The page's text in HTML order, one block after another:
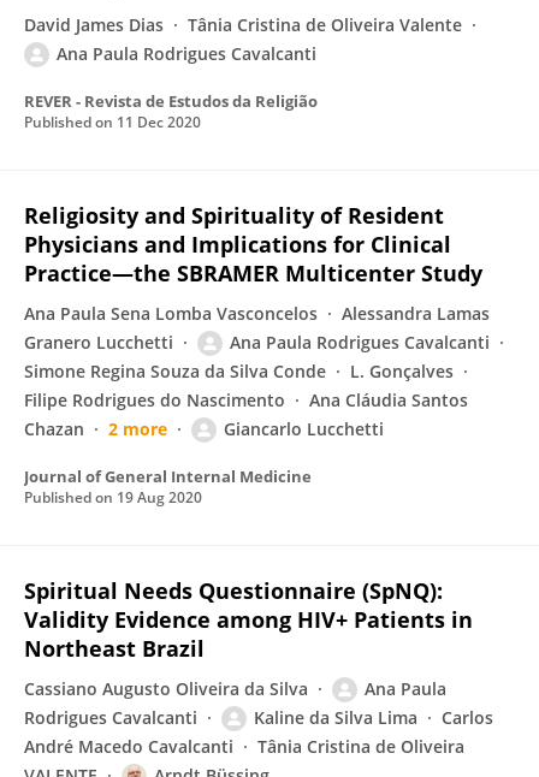
David James Dias
Tânia Cristina de Oliveira Valente
Ana Paula Rodrigues Cavalcanti
REVER - Revista de Estudos da Religião
Published on 11 Dec 2020
Religiosity and Spirituality of Resident
Physicians and Implications for Clinical
Practice—the SBRAMER Multicenter Study
Ana Paula Sena Lomba Vasconcelos
Alessandra Lamas
Granero Lucchetti
Ana Paula Rodrigues Cavalcanti
Simone Regina Souza da Silva Conde
L. Gonçalves
Filipe Rodrigues do Nascimento
Ana Cláudia Santos
Chazan
2 more Giancarlo Lucchetti
Journal of General Internal Medicine
Published on 19 Aug 2020
Spiritual Needs Questionnaire (SpNQ):
Validity Evidence among HIV+ Patients in
Northeast Brazil
Cassiano Augusto Oliveira da Silva
Ana Paula
Rodrigues Cavalcanti
Kaline da Silva Lima
Carlos
André Macedo Cavalcanti
Tânia Cristina de Oliveira